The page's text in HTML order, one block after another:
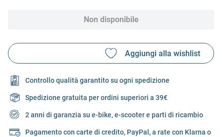
Non disponibile
Controllo qualità garantito su ogni spedizione
Spedizione gratuita per ordini superiori a 39€
2 anni di garanzia su e-bike, e-scooter e parti di ricambio
Pagamento con carte di credito, PayPal, a rate con Klarna o